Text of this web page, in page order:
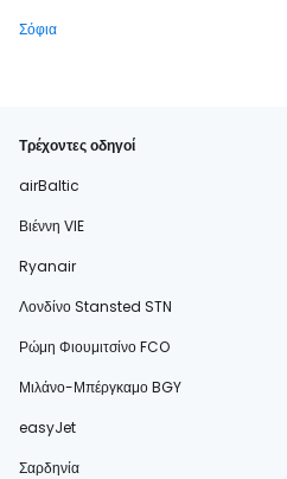
Σόφια
Τρέχοντες οδηγοί
airBaltic
Βιέννη VIE
Ryanair
Λονδίνο Stansted STN
Ρώμη Φιουμιτσίνο FCO
Μιλάνο-Μπέργκαμο BGY
easyJet
Σαρδηνία